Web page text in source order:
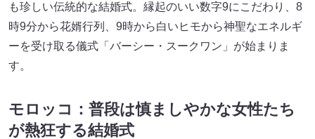
も珍しい伝統的な結婚式。縁起のいい数字9にこだわり、8
時9分から花婿行列、9時から白いヒモから神聖なエネルギ
ーを受け取る儀式「バーシー・スークワン」が始まりま
す。
モロッコ：普段は慎ましやかな女性たち
が熱狂する結婚式